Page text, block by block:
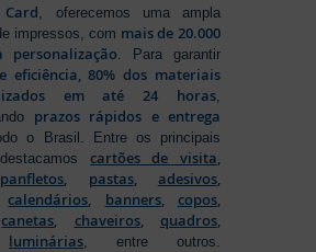
, oferecemos uma ampla
impressos, com mais de 20.000
personalização . Para garantir
eficiência, 80% dos materiais
em até 24 horas,
prazos rápidos e entrega
o Brasil. Entre os principais
cartões de visita,
panfletos, pastas, adesivos,
calendários, banners, copos,
canetas, chaveiros, quadros,
luminárias , entre outros.